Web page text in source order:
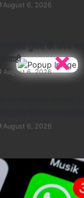
×
August 6, 2026
कार्यवाही
August 6, 2026
August 6, 2026